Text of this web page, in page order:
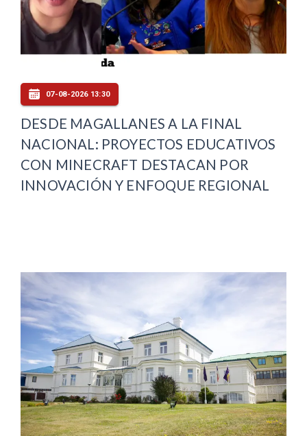
07-08-2026 13:30
DESDE MAGALLANES A LA FINAL
NACIONAL: PROYECTOS EDUCATIVOS
CON MINECRAFT DESTACAN POR
INNOVACIÓN Y ENFOQUE REGIONAL